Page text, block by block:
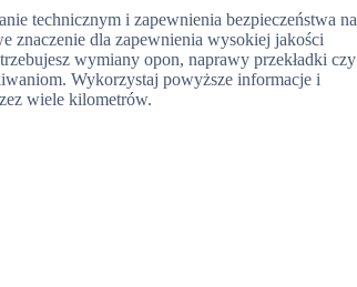
technicznym i zapewnienia bezpieczeństwa na
znaczenie dla zapewnienia wysokiej jakości
wymiany opon, naprawy przekładki czy
Wykorzystaj powyższe informacje i
wiele kilometrów.